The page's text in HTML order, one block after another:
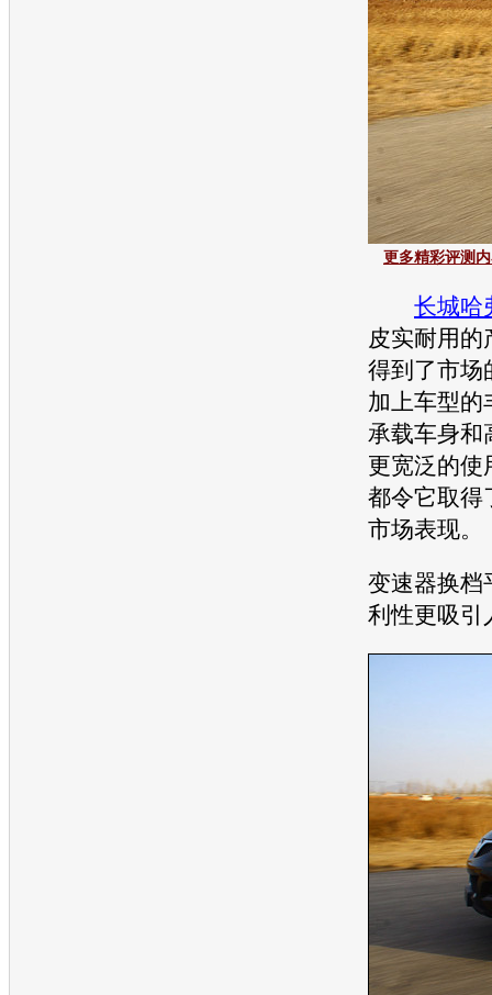
更多精彩评测
长城哈
皮实耐用
得到了市场
加上车型的
承载车身和
更宽泛的使
都令它取得
市场表现。
变速器换档
利性更吸引